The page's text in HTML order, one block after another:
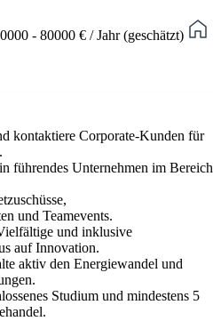
- 80000 € / Jahr (geschätzt)
kontaktiere Corporate-Kunden für
führendes Unternehmen im Bereich
und Teamevents.
und inklusive
auf Innovation.
aktiv den Energiewandel und
Studium und mindestens 5